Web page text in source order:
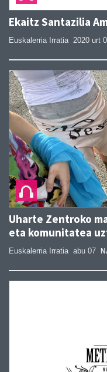
Ekaitz Santazilia
Euskalerria Irratia 2020 urt
Uharte Zentroko
eta komunitatea
Euskalerria Irratia abu 07